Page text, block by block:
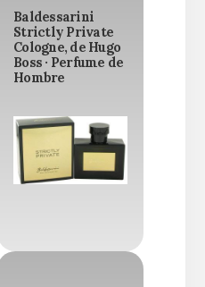
Baldessarini
Strictly Private
Cologne, de Hugo
Boss · Perfume de
Hombre